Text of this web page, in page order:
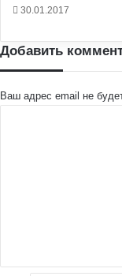
30.01.2017
Добавить
Ваш адрес email не
и